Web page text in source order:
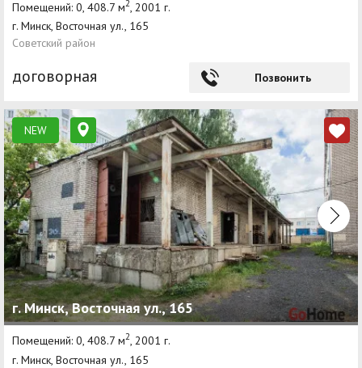
Помещений: 0, 408.7 м2 , 2001 г.
г. Минск, Восточная ул., 165
Советский район
договорная Позвонить
NEW
г. Минск, Восточная ул., 165
Помещений: 0, 408.7 м2 , 2001 г.
г. Минск, Восточная ул., 165